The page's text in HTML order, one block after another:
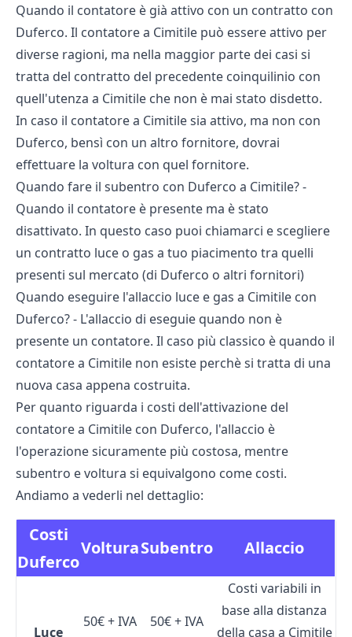
Quando il contatore è già attivo con un contratto con
Duferco. Il contatore a Cimitile può essere attivo per
diverse ragioni, ma nella maggior parte dei casi si
tratta del contratto del precedente coinquilinio con
quell'utenza a Cimitile che non è mai stato disdetto.
In caso il contatore a Cimitile sia attivo, ma non con
Duferco, bensì con un altro fornitore, dovrai
effettuare la voltura con quel fornitore.
Quando fare il subentro con Duferco a Cimitile? -
Quando il contatore è presente ma è stato
disattivato. In questo caso puoi chiamarci e scegliere
un contratto luce o gas a tuo piacimento tra quelli
presenti sul mercato (di Duferco o altri fornitori)
Quando eseguire l'allaccio luce e gas a Cimitile con
Duferco? - L'allaccio di eseguie quando non è
presente un contatore. Il caso più classico è quando il
contatore a Cimitile non esiste perchè si tratta di una
nuova casa appena costruita.
Per quanto riguarda i costi dell'attivazione del
contatore a Cimitile con Duferco, l'allaccio è
l'operazione sicuramente più costosa, mentre
subentro e voltura si equivalgono come costi.
Andiamo a vederli nel dettaglio:
Costi
Duferco
VolturaSubentro Allaccio
Luce
50€ + IVA
50€ + IVA
Costi variabili in
base alla distanza
della casa a Cimitile